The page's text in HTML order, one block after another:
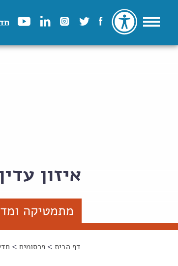
איזון
מתמטיקה
הינך נמצא כאן
דף הבית >פרסומים >